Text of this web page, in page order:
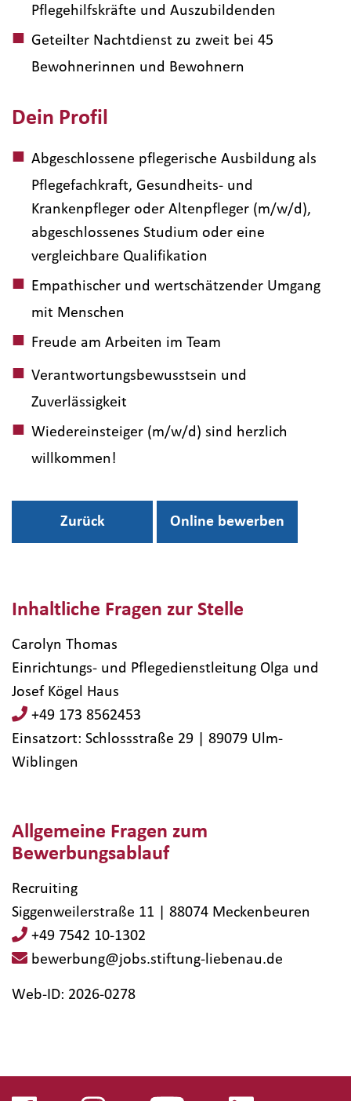
Pflegehilfskräfte und Auszubildenden
Geteilter Nachtdienst zu zweit bei 45
Bewohnerinnen und Bewohnern
Dein Profil
Abgeschlossene pflegerische Ausbildung als
Pflegefachkraft, Gesundheits- und
Krankenpfleger oder Altenpfleger (m/w/d),
abgeschlossenes Studium oder eine
vergleichbare Qualifikation
Empathischer und wertschätzender Umgang
mit Menschen
Freude am Arbeiten im Team
Verantwortungsbewusstsein und
Zuverlässigkeit
Wiedereinsteiger (m/w/d) sind herzlich
willkommen!
Inhaltliche Fragen zur Stelle
Carolyn Thomas
Einrichtungs- und Pflegedienstleitung Olga und
Josef Kögel Haus
+49 173 8562453
Einsatzort: Schlossstraße 29 | 89079​ Ulm-
Wiblingen
Allgemeine Fragen zum
Bewerbungsablauf
Recruiting
Siggenweilerstraße 11 | 88074 Meckenbeuren
+49 7542 10-1302
bewerbung@jobs.stiftung-liebenau.de
Web-ID: 2026-0278
Zurück Online bewerben